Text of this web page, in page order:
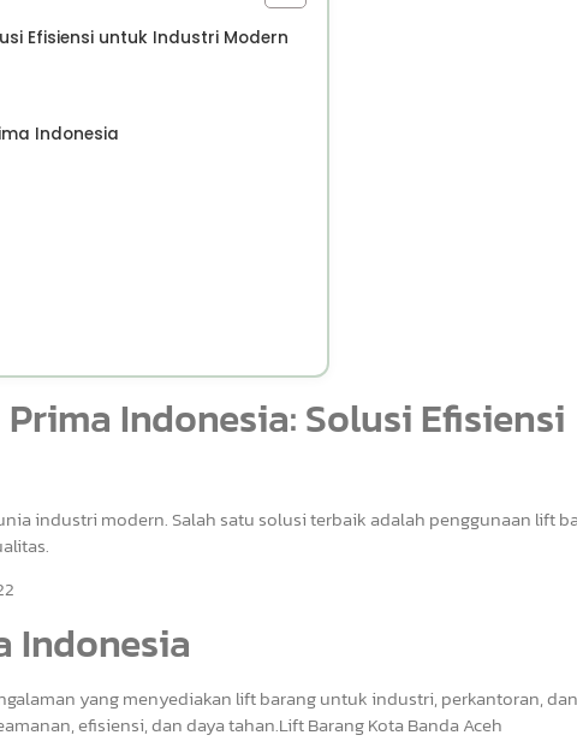
Efisiensi untuk Industri Modern
Indonesia
Indonesia: Solusi Efisiensi
industri modern. Salah satu solusi terbaik adalah penggunaan lift
Indonesia
yang menyediakan lift barang untuk industri, perkantoran, dan
efisiensi, dan daya tahan.Lift Barang Kota Banda Aceh